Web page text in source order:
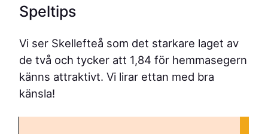
Speltips
Vi ser Skellefteå som det starkare laget av
de två och tycker att 1,84 för hemmasegern
känns attraktivt. Vi lirar ettan med bra
känsla!